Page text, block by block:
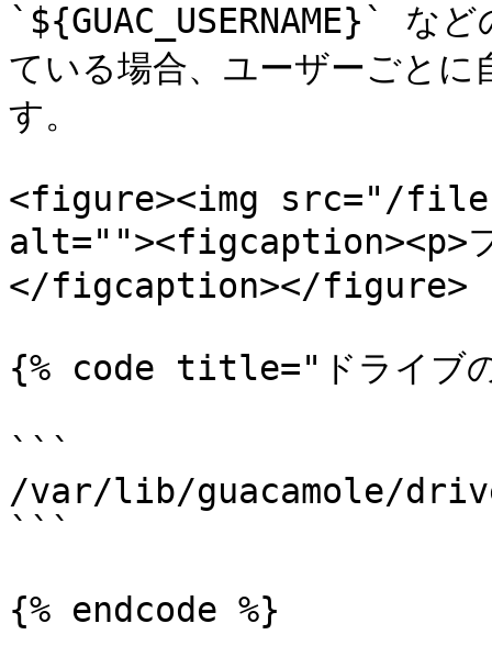
`${GUAC_USERNAME}` な
ている場合、ユーザーごと
す。
<figure><img src="/
alt=""><figcaption><p>フ
</figcaption></figure>
{% code title="ドライブ
```
/var/lib/guacamole/drives/
```
{% endcode %}